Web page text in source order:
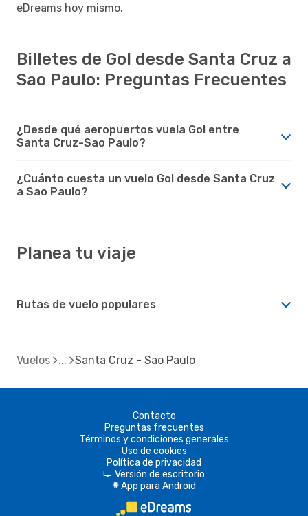
eDreams hoy mismo.
Billetes de Gol desde Santa Cruz a
Sao Paulo: Preguntas Frecuentes
¿Desde qué aeropuertos vuela Gol entre
Santa Cruz-Sao Paulo?
¿Cuánto cuesta un vuelo Gol desde Santa Cruz
a Sao Paulo?
Planea tu viaje
Rutas de vuelo populares
Vuelos Santa Cruz - Sao Paulo
Contacto
Preguntas frecuentes
Términos y condiciones generales
Uso de cookies
Política de privacidad
d Versión de escritorio
A App para Android